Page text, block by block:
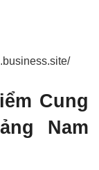
Cung
Nam